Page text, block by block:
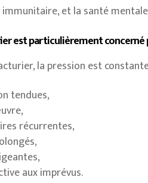
et la santé
est particulièrement concerné
la pression est
tendues,
récurrentes,
aux imprévus.